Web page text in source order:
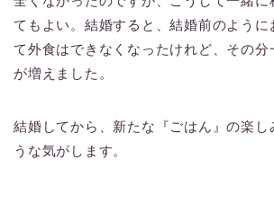
てもよい。結婚すると、結婚前のように
て外食はできなくなったけれど、その分
が増えました。
結婚してから、新たな『ごはん』の楽し
うな気がします。